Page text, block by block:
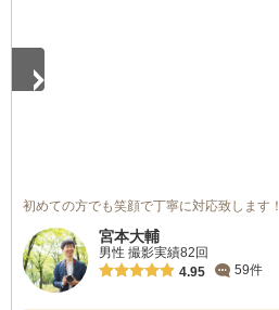
初めての方でも笑顔で丁寧に対応致します！
宮本大輔
男性 撮影実績82回
4.95
59件